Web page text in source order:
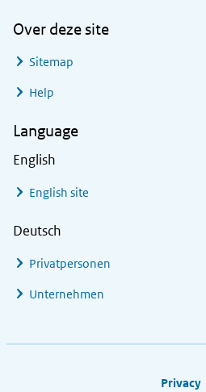
Over deze site
Sitemap
Help
Language
English
English site
Deutsch
Privatpersonen
Unternehmen
Privacy